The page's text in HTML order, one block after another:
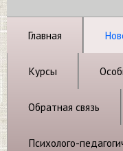
Главная
Курсы
Обратная связь
Психолого-